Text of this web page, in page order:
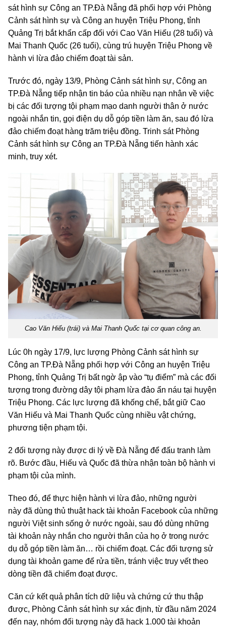
sát hình sự Công an TP.Đà Nẵng đã phối hợp với Phòng
Cảnh sát hình sự và Công an huyện Triệu Phong, tỉnh
Quảng Trị bắt khẩn cấp đối với Cao Văn Hiếu (28 tuổi) và
Mai Thanh Quốc (26 tuổi), cùng trú huyện Triệu Phong về
hành vi lừa đảo chiếm đoạt tài sản.
Trước đó, ngày 13/9, Phòng Cảnh sát hình sự, Công an
TP.Đà Nẵng tiếp nhận tin báo của nhiều nạn nhân về việc
bị các đối tượng tội phạm mạo danh người thân ở nước
ngoài nhắn tin, gọi điện dụ dỗ góp tiền làm ăn, sau đó lừa
đảo chiếm đoạt hàng trăm triệu đồng. Trinh sát Phòng
Cảnh sát hình sự Công an TP.Đà Nẵng tiến hành xác
minh, truy xét.
Cao Văn Hiếu (trái) và Mai Thanh Quốc tại cơ quan công an.
Lúc 0h ngày 17/9, lực lượng Phòng Cảnh sát hình sự
Công an TP.Đà Nẵng phối hợp với Công an huyện Triệu
Phong, tỉnh Quảng Trị bất ngờ ập vào “tụ điểm” mà các đối
tượng trong đường dây tội phạm lừa đảo ẩn náu tại huyện
Triệu Phong. Các lực lượng đã khống chế, bắt giữ Cao
Văn Hiếu và Mai Thanh Quốc cùng nhiều vật chứng,
phương tiện phạm tội.
2 đối tượng này được di lý về Đà Nẵng để đấu tranh làm
rõ. Bước đầu, Hiếu và Quốc đã thừa nhận toàn bộ hành vi
phạm tội của mình.
Theo đó, để thực hiện hành vi lừa đảo, những người
này đã dùng thủ thuật hack tài khoản Facebook của những
người Việt sinh sống ở nước ngoài, sau đó dùng những
tài khoản này nhắn cho người thân của họ ở trong nước
dụ dỗ góp tiền làm ăn… rồi chiếm đoạt. Các đối tượng sử
dụng tài khoản game để rửa tiền, tránh việc truy vết theo
dòng tiền đã chiếm đoạt được.
Căn cứ kết quả phân tích dữ liệu và chứng cứ thu thập
được, Phòng Cảnh sát hình sự xác định, từ đầu năm 2024
đến nay, nhóm đối tượng này đã hack 1.000 tài khoản